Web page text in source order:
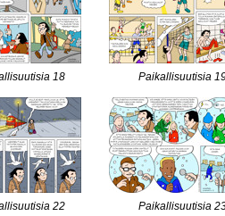
18 Paikallisuutisia
22 Paikallisuutisia